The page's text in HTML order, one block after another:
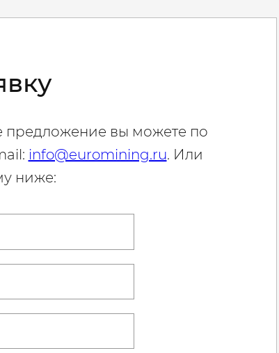
предложение вы можете по
info@euromining.ru. Или
ниже: